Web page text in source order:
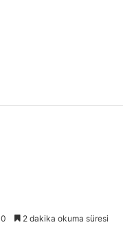
0 2 dakika okuma süresi